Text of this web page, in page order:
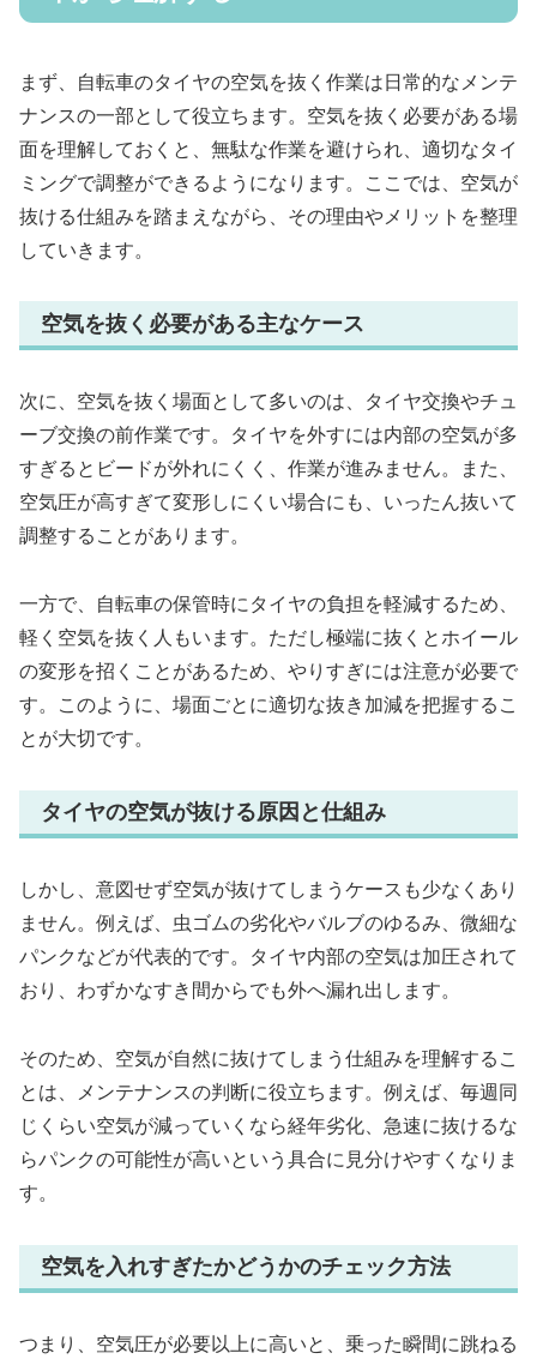
まず、自転車のタイヤの空気を抜く作業は日常的なメンテ
ナンスの一部として役立ちます。空気を抜く必要がある場
面を理解しておくと、無駄な作業を避けられ、適切なタイ
ミングで調整ができるようになります。ここでは、空気が
抜ける仕組みを踏まえながら、その理由やメリットを整理
していきます。
空気を抜く必要がある主なケース
次に、空気を抜く場面として多いのは、タイヤ交換やチュ
ーブ交換の前作業です。タイヤを外すには内部の空気が多
すぎるとビードが外れにくく、作業が進みません。また、
空気圧が高すぎて変形しにくい場合にも、いったん抜いて
調整することがあります。
一方で、自転車の保管時にタイヤの負担を軽減するため、
軽く空気を抜く人もいます。ただし極端に抜くとホイール
の変形を招くことがあるため、やりすぎには注意が必要で
す。このように、場面ごとに適切な抜き加減を把握するこ
とが大切です。
タイヤの空気が抜ける原因と仕組み
しかし、意図せず空気が抜けてしまうケースも少なくあり
ません。例えば、虫ゴムの劣化やバルブのゆるみ、微細な
パンクなどが代表的です。タイヤ内部の空気は加圧されて
おり、わずかなすき間からでも外へ漏れ出します。
そのため、空気が自然に抜けてしまう仕組みを理解するこ
とは、メンテナンスの判断に役立ちます。例えば、毎週同
じくらい空気が減っていくなら経年劣化、急速に抜けるな
らパンクの可能性が高いという具合に見分けやすくなりま
す。
空気を入れすぎたかどうかのチェック方法
つまり、空気圧が必要以上に高いと、乗った瞬間に跳ねる